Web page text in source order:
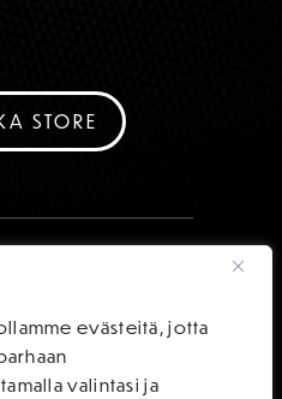
evästeitä, jotta
valintasi ja
STORE